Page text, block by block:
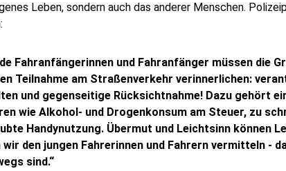
Leben, sondern auch das anderer Menschen.
Fahranfängerinnen und Fahranfänger müssen die
Teilnahme am Straßenverkehr verinnerlichen:
und gegenseitige Rücksichtnahme! Dazu gehört
wie Alkohol- und Drogenkonsum am Steuer, zu
Handynutzung. Übermut und Leichtsinn können
wir den jungen Fahrerinnen und Fahrern vermitteln -
sind.“